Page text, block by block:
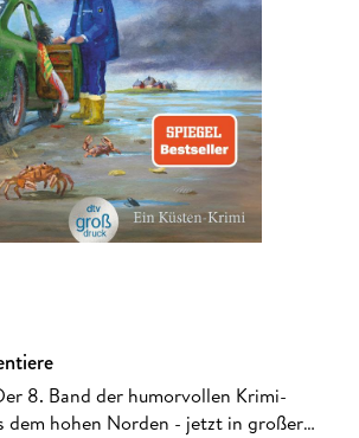
8. Band der humorvollen Krimi-
dem hohen Norden - jetzt in großer